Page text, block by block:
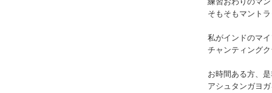
そもそもマント
私がインドのマ
チャンティング
お時間ある方、
アシュタンガヨ